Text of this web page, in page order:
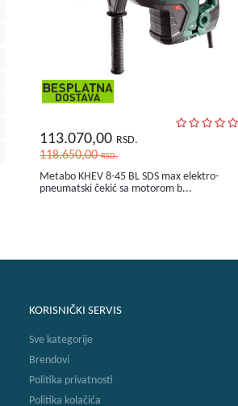
113.070,00 RSD.
118.650,00RSD.
Metabo KHEV 8-45 BL SDS max elektro-
pneumatski čekić sa motorom b...
KORISNIČKI SERVIS
Sve kategorije
Brendovi
Politika privatnosti
Politika kolačića